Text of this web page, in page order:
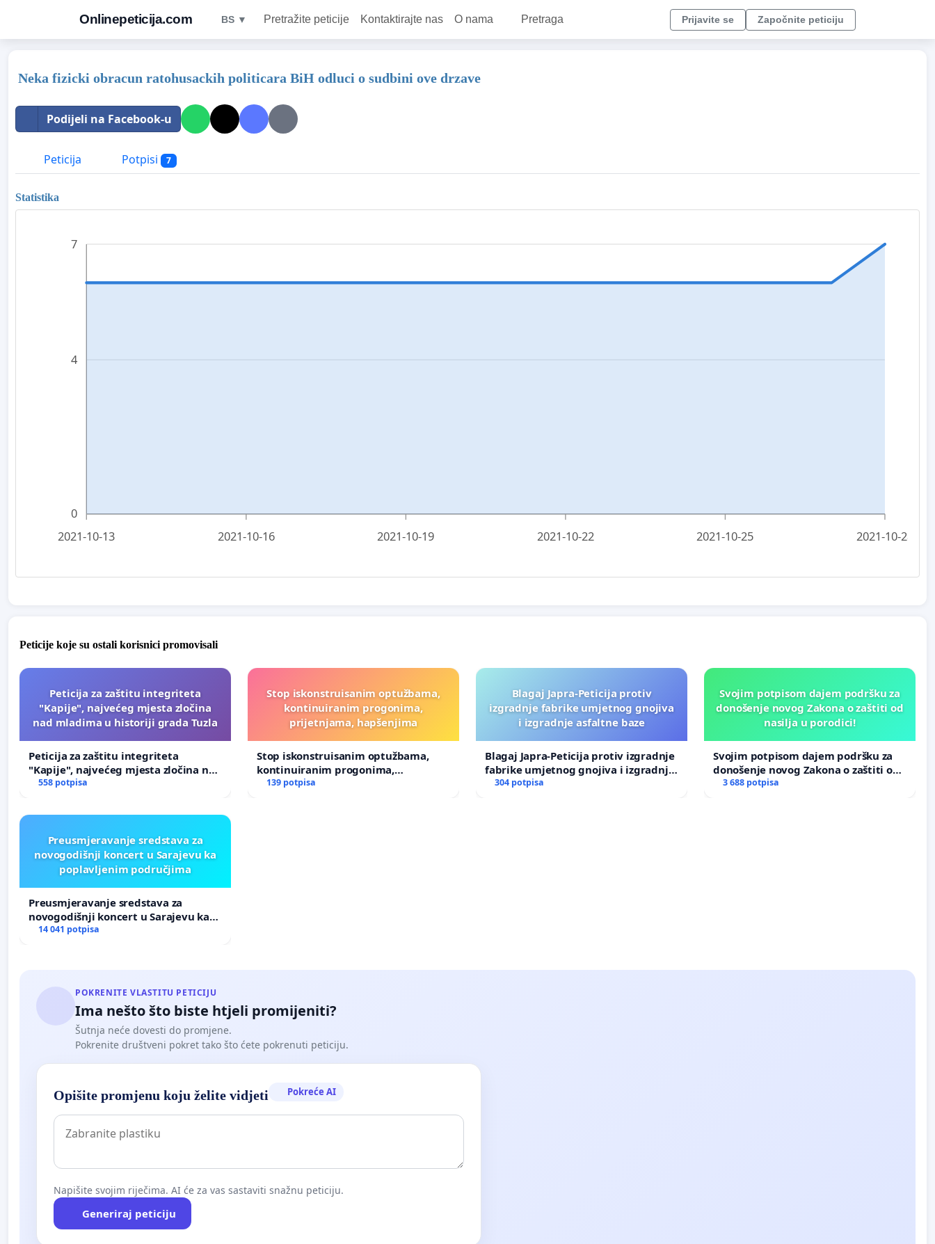
Onlinepeticija.com BS ▼ Pretražite peticije Kontaktirajte nas O nama Pretraga Prijavite se Započnite peticiju
Neka fizicki obracun ratohusackih politicara BiH odluci o sudbini ove drzave
Podijeli na Facebook-u
Peticija Potpisi 7
Statistika
0
4
7
2021-10-13 2021-10-16 2021-10-19 2021-10-22 2021-10-25 2021-10-28
Peticije koje su ostali korisnici promovisali
Peticija za zaštitu integriteta
"Kapije", najvećeg mjesta zločina
nad mladima u historiji grada Tuzla
Peticija za zaštitu integriteta
"Kapije", najvećeg mjesta zločina nad
mladima u historiji grada Tuzla
558 potpisa
Stop iskonstruisanim optužbama,
kontinuiranim progonima,
prijetnjama, hapšenjima
Stop iskonstruisanim optužbama,
kontinuiranim progonima,
prijetnjama, hapšenjima
139 potpisa
Blagaj Japra-Peticija protiv
izgradnje fabrike umjetnog gnojiva
i izgradnje asfaltne baze
Blagaj Japra-Peticija protiv izgradnje
fabrike umjetnog gnojiva i izgradnje
asfaltne baze
304 potpisa
Svojim potpisom dajem podršku za
donošenje novog Zakona o zaštiti od
nasilja u porodici!
Svojim potpisom dajem podršku za
donošenje novog Zakona o zaštiti od
nasilja u porodici!
3 688 potpisa
Preusmjeravanje sredstava za
novogodišnji koncert u Sarajevu ka
poplavljenim područjima
Preusmjeravanje sredstava za
novogodišnji koncert u Sarajevu ka
poplavljenim područjima
14 041 potpisa
POKRENITE VLASTITU PETICIJU
Ima nešto što biste htjeli promijeniti?
Šutnja neće dovesti do promjene.
Pokrenite društveni pokret tako što ćete pokrenuti peticiju.
Opišite promjenu koju želite vidjeti Pokreće AI
Napišite svojim riječima. AI će za vas sastaviti snažnu peticiju.
Generiraj peticiju